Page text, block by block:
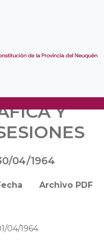
Y
04/1964
Archivo PDF
04/1964